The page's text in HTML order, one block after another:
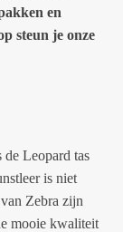
en
steun je onze
Leopard tas
is niet
Zebra zijn
mooie kwaliteit